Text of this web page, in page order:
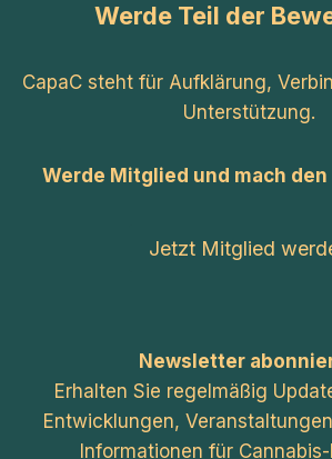
Werde Teil der
CapaC steht für Aufklärung,
Unterstützung.
Werde Mitglied und mach
Jetzt Mitglied
Newsletter
Erhalten Sie regelmäßig
Entwicklungen,
Informationen für